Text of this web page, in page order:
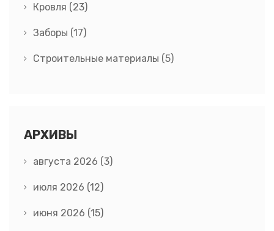
Кровля (23)
Заборы (17)
Строительные материалы (5)
АРХИВЫ
августа 2026 (3)
июля 2026 (12)
июня 2026 (15)